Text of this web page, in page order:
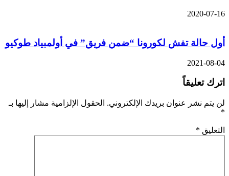
2020-07-16
أول حالة تفش لكورونا “ضمن فريق” في أولمبياد طوكيو
2021-08-04
اترك تعليقاً
لن يتم نشر عنوان بريدك الإلكتروني. الحقول الإلزامية مشار إليها بـ
*
التعليق *